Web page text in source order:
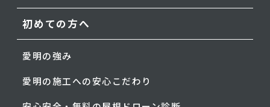
初めての方へ
愛明の強み
愛明の施工への安心こだわり